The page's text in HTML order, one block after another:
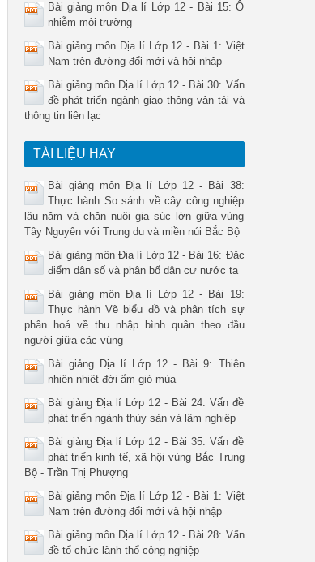
Bài giảng môn Địa lí Lớp 12 - Bài 15: Ô
nhiễm môi trường
Bài giảng môn Địa lí Lớp 12 - Bài 1: Việt
Nam trên đường đổi mới và hội nhập
Bài giảng môn Địa lí Lớp 12 - Bài 30: Vấn
đề phát triển ngành giao thông vận tải và
thông tin liên lạc
TÀI LIỆU HAY
Bài giảng môn Địa lí Lớp 12 - Bài 38:
Thực hành So sánh về cây công nghiệp
lâu năm và chăn nuôi gia súc lớn giữa vùng
Tây Nguyên với Trung du và miền núi Bắc Bộ
Bài giảng môn Địa lí Lớp 12 - Bài 16: Đặc
điểm dân số và phân bố dân cư nước ta
Bài giảng môn Địa lí Lớp 12 - Bài 19:
Thực hành Vẽ biểu đồ và phân tích sự
phân hoá về thu nhập bình quân theo đầu
người giữa các vùng
Bài giảng Địa lí Lớp 12 - Bài 9: Thiên
nhiên nhiệt đới ẩm gió mùa
Bài giảng Địa lí Lớp 12 - Bài 24: Vấn đề
phát triển ngành thủy sản và lâm nghiệp
Bài giảng Địa lí Lớp 12 - Bài 35: Vấn đề
phát triển kinh tế, xã hội vùng Bắc Trung
Bộ - Trần Thị Phượng
Bài giảng môn Địa lí Lớp 12 - Bài 1: Việt
Nam trên đường đổi mới và hội nhập
Bài giảng môn Địa lí Lớp 12 - Bài 28: Vấn
đề tổ chức lãnh thổ công nghiệp